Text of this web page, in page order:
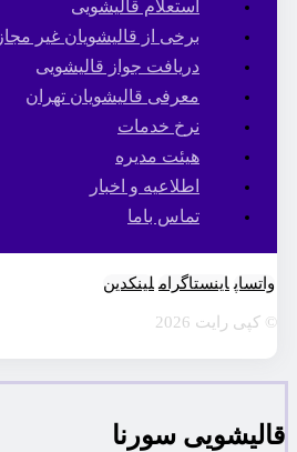
استعلام قالیشویی
برخی از قالیشویان غیر مجاز
دریافت جواز قالیشویی
معرفی قالیشویان تهران
نرخ خدمات
هیئت مدیره
اطلاعیه و اخبار
تماس باما
واتساپ اینستاگرام لینکدین
© کپی رایت 2026
قاليشويی سورنا